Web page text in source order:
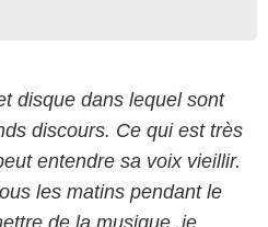
disque dans lequel sont
discours. Ce qui est très
entendre sa voix vieillir.
les matins pendant le
de la musique, je